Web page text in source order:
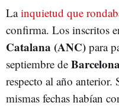
Lainquietud que
confirma. Los inscritos
Catalana (ANC) para
septiembre de Barcelona
respecto al año anterior.
mismas fechas habían